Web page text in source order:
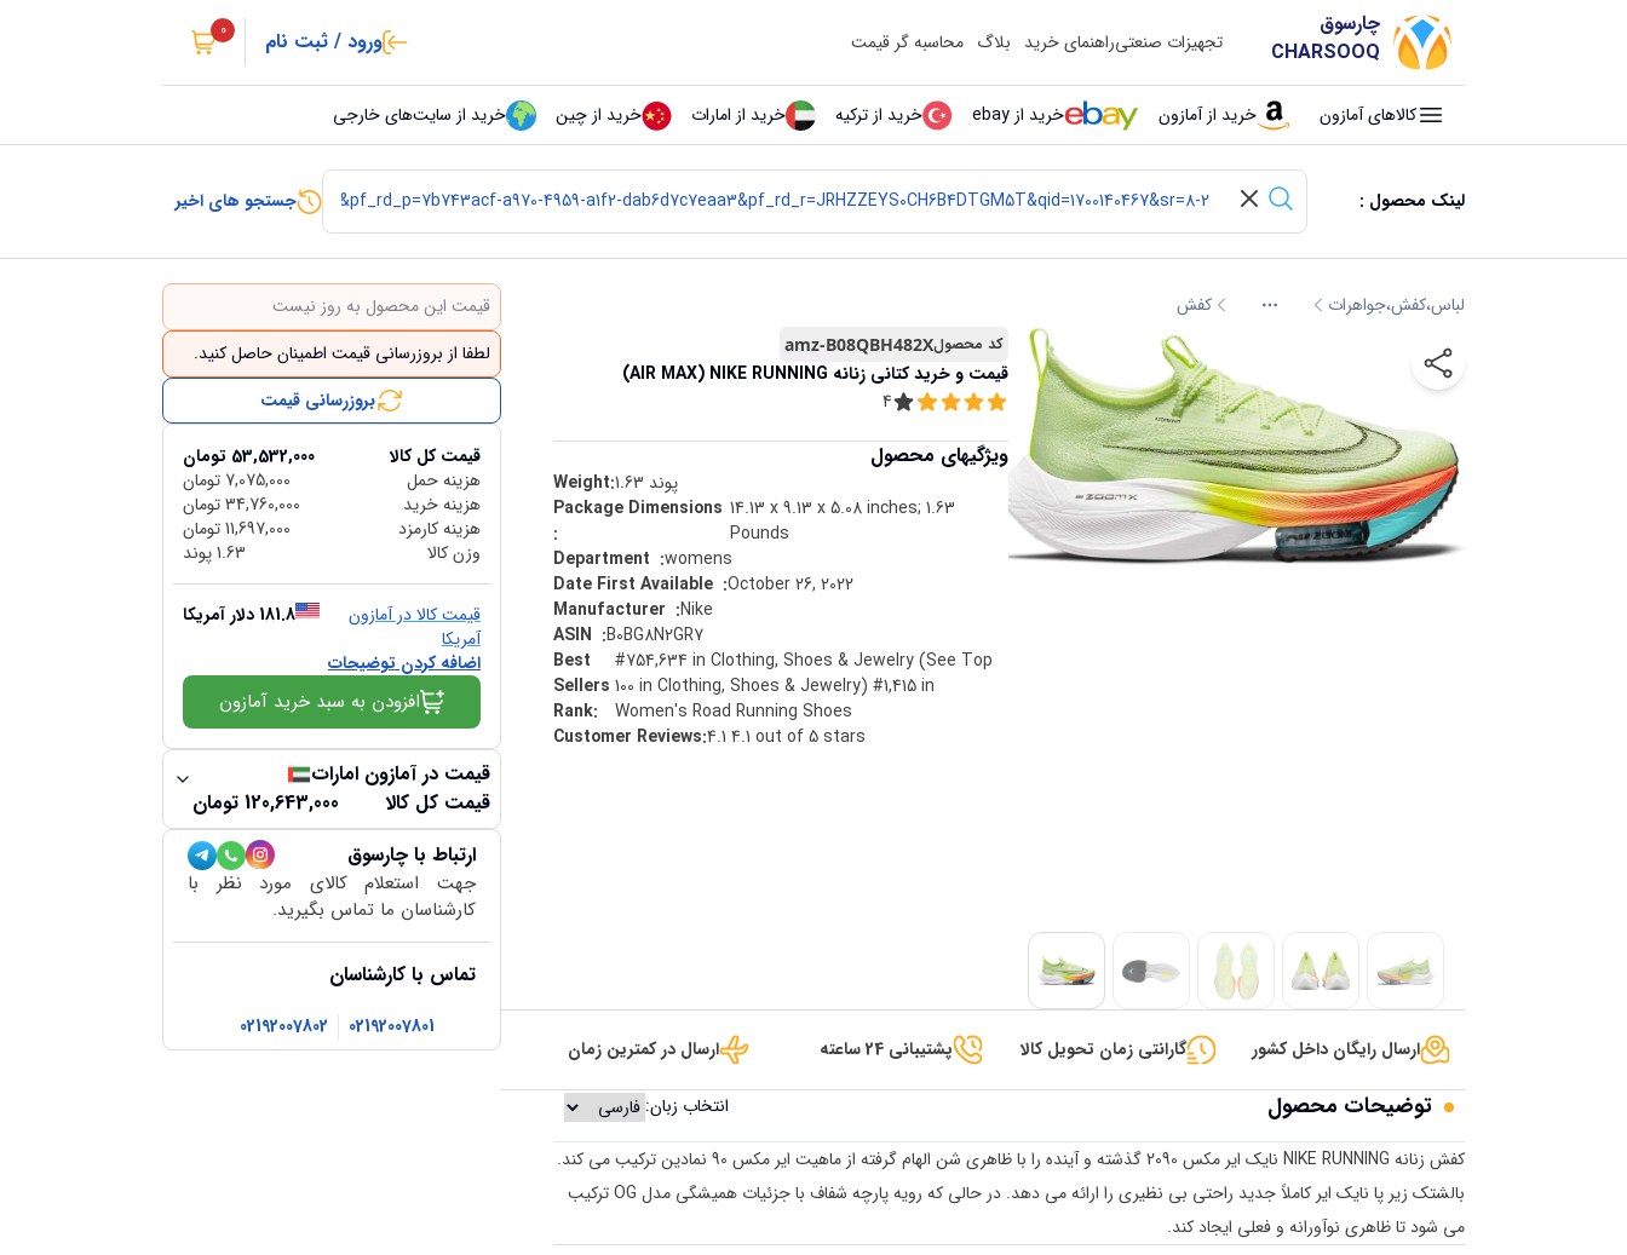
چارسوق
CHARSOOQ
تجهیزات صنعتیراهنمای خرید بلاگ محاسبه گر قیمت ورود / ثبت نام 0
کالاهای آمازون خرید از آمازون خرید از ebay خرید از ترکیه خرید از امارات خرید از چین خرید از سایت‌های خارجی
لینک محصول : جستجو های اخیر
لباس،کفش،جواهرات More کفش
کد محصولamz-B08QBH482X
قیمت و خریدکتانی زنانه AIR MAX) NIKE RUNNING)
4
ویژگیهای محصول
Weight:1.63 پوند
Package Dimensions ‏
:
14.13 x 9.13 x 5.08 inches; 1.63
Pounds
:womens
:October 26, 2022
:Nike
:B0BG8N2GR7
Best
Sellers
Rank:
#754,634 in Clothing, Shoes & Jewelry (See Top
100 in Clothing, Shoes & Jewelry) #1,415 in
Women's Road Running Shoes
Customer Reviews:4.1 4.1 out of 5 stars
قیمت این محصول به روز نیست
لطفا از بروزرسانی قیمت اطمینان حاصل کنید.
بروزرسانی قیمت
قیمت کل کالا 53,532,000 تومان
هزینه حمل
7,075,000 تومان
هزینه خرید
34,760,000 تومان
هزینه کارمزد
11,697,000 تومان
وزن کالا
1.63 پوند
قیمت کالا در آمازون
آمریکا
181.8 دلار آمریکا
اضافه کردن توضیحات
افزودن به سبد خرید آمازون
قیمت در آمازون امارات
قیمت کل کالا
120,643,000 تومان
ارتباط با چارسوق
جهت استعلام کالای مورد نظر با
کارشناسان ما تماس بگیرید.
تماس با کارشناسان
02192007801
02192007802
ارسال رایگان داخل کشور
گارانتی زمان تحویل کالا پشتیبانی 24 ساعته ارسال در کمترین زمان
توضیحات محصول
انتخاب زبان:
کفش زنانه NIKE RUNNING نایک ایر مکس 2090 گذشته و آینده را با ظاهری شن الهام گرفته از ماهیت ایر مکس 90 نمادین ترکیب می کند.
بالشتک زیر پا نایک ایر کاملاً جدید راحتی بی نظیری را ارائه می دهد. در حالی که رویه پارچه شفاف با جزئیات همیشگی مدل OG ترکیب
می شود تا ظاهری نوآورانه و فعلی ایجاد کند.